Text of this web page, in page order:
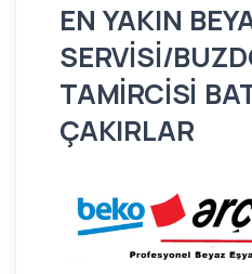
EN YAKIN
SERVİSİ/
TAMİRCİSİ
ÇAKIRLAR